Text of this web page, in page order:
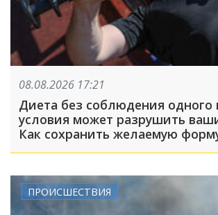
08.08.2026 17:21
Диета без соблюдения одного
условия может разрушить
Как сохранить желаемую
ПРОИСШЕСТВИЯ